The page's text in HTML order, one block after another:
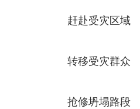
赶赴受灾区域
转移受灾群众
抢修坍塌路段